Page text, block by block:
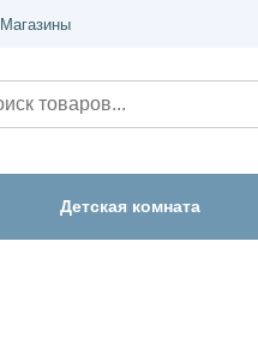
Магазины
Детская комната